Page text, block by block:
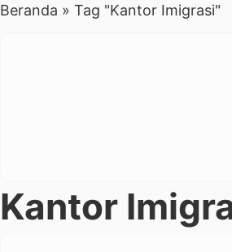
Beranda » Tag "Kantor Imigrasi"
Kantor